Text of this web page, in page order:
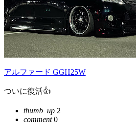
アルファード GGH25W
ついに復活👍
thumb_up 2
comment0